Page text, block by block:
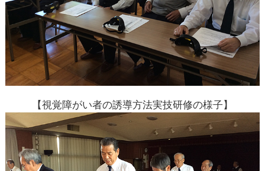
【視覚障がい者の誘導方法実技研修の様子】